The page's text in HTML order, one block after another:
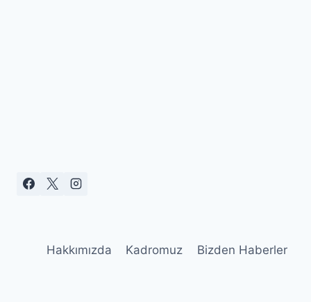
Hakkımızda Kadromuz Bizden Haberler